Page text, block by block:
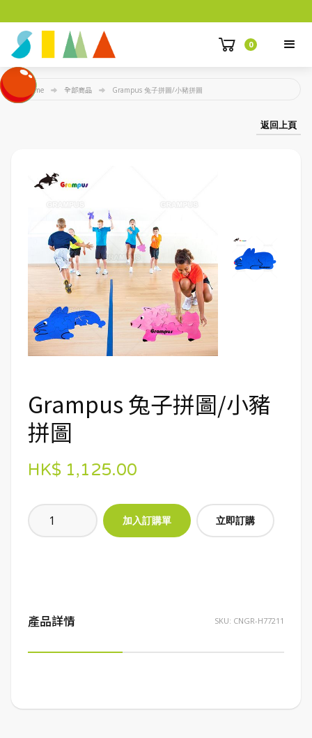
0
Home 全部商品 Grampus 兔子拼圖/小豬拼圖
返回上頁
Grampus 兔子拼圖/小豬
拼圖
HK$ 1,125.00
立即訂購
產品詳情 SKU: CNGR-H77211